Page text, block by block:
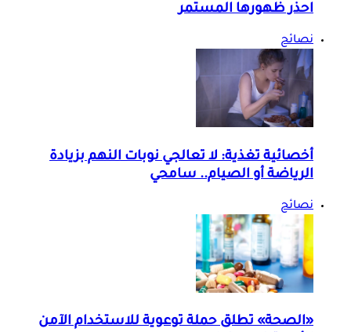
احذر ظهورها المستمر
نصائح
أخصائية تغذية: لا تعالجي نوبات النهم بزيادة
الرياضة أو الصيام.. سامحي
نصائح
«الصحة» تطلق حملة توعوية للاستخدام الآمن